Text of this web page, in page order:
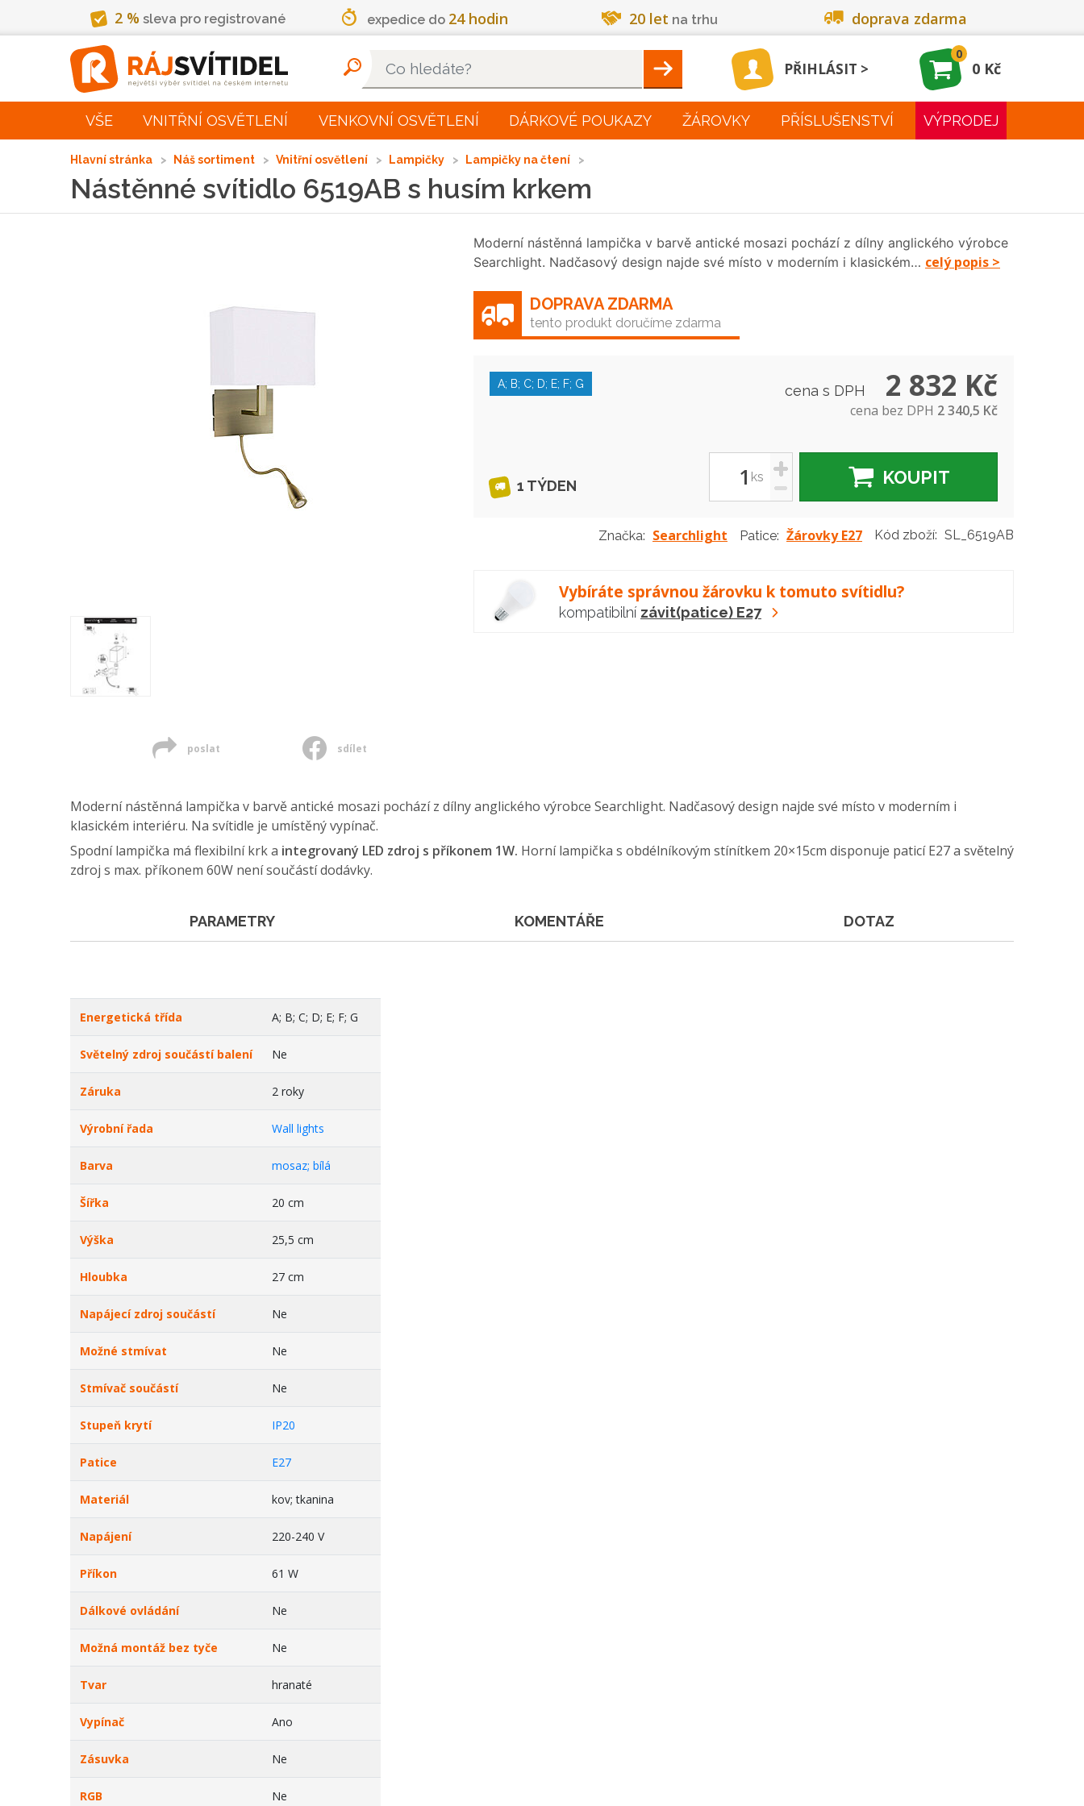
2 % sleva pro registrované expedice do 24 hodin 20 let na trhu doprava zdarma
Hleadat PŘIHLÁSIT
0
0 Kč
VŠE VNITŘNÍ OSVĚTLENÍ VENKOVNÍ OSVĚTLENÍ DÁRKOVÉ POUKAZY ŽÁROVKY PŘÍSLUŠENSTVÍ VÝPRODEJ
Hlavní stránka Náš sortiment Vnitřní osvětlení Lampičky Lampičky na čtení
Nástěnné svítidlo 6519AB s husím krkem
poslat sdílet
Moderní nástěnná lampička v barvě antické mosazi pochází z dílny anglického výrobce
Searchlight. Nadčasový design najde své místo v moderním i klasickém… celý popis >
DOPRAVA ZDARMA
tento produkt doručíme zdarma
A; B; C; D; E; F; G
1 TÝDEN
cena s DPH 2 832 Kč
cena bez DPH 2 340,5 Kč
ks
+
-
KOUPIT
Značka: Searchlight Patice: Žárovky E27 Kód zboží: SL_6519AB
Vybíráte správnou žárovku k tomuto svítidlu?
kompatibilní závit(patice) E27
Moderní nástěnná lampička v barvě antické mosazi pochází z dílny anglického výrobce Searchlight. Nadčasový design najde své místo v moderním i
klasickém interiéru. Na svítidle je umístěný vypínač.
Spodní lampička má flexibilní krk a integrovaný LED zdroj s příkonem 1W. Horní lampička s obdélníkovým stínítkem 20×15cm disponuje paticí E27 a světelný
zdroj s max. příkonem 60W není součástí dodávky.
PARAMETRY KOMENTÁŘE DOTAZ
Energetická třída A; B; C; D; E; F; G
Světelný zdroj součástí balení Ne
Záruka 2 roky
Výrobní řada Wall lights
Barva mosaz; bílá
Šířka 20 cm
Výška 25,5 cm
Hloubka 27 cm
Napájecí zdroj součástí Ne
Možné stmívat Ne
Stmívač součástí Ne
Stupeň krytí IP20
Patice E27
Materiál kov; tkanina
Napájení 220-240 V
Příkon 61 W
Dálkové ovládání Ne
Možná montáž bez tyče Ne
Tvar hranaté
Vypínač Ano
Zásuvka Ne
RGB Ne